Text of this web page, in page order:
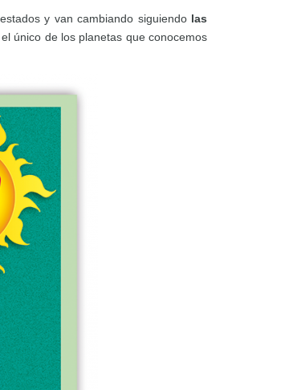
y van cambiando siguiendo las
único de los planetas que conocemos